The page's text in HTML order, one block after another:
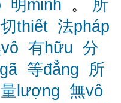
明minh 。 所
切thiết 法pháp
有hữu 分
等đẳng
所
量lượng 無vô